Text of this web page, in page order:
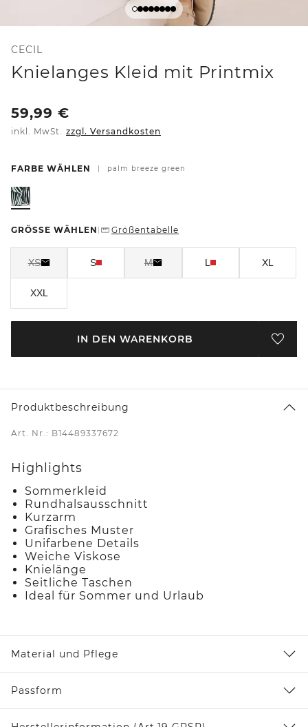
CECIL
Knielanges Kleid mit Printmix
59,99 €
inkl. MwSt. zzgl. Versandkosten
FARBE WÄHLEN palm breeze green
GRÖSSE WÄHLEN Größentabelle
XS S M L XL
XXL
IN DEN WARENKORB
Produktbeschreibung
Art. Nr.: B14489337672
Highlights
Sommerkleid
Rundhalsausschnitt
Kurzarm
Grafisches Muster
Unifarbene Details
Weiche Viskose
Knielänge
Seitliche Taschen
Ideal für Sommer und Urlaub
Material und Pflege
Passform